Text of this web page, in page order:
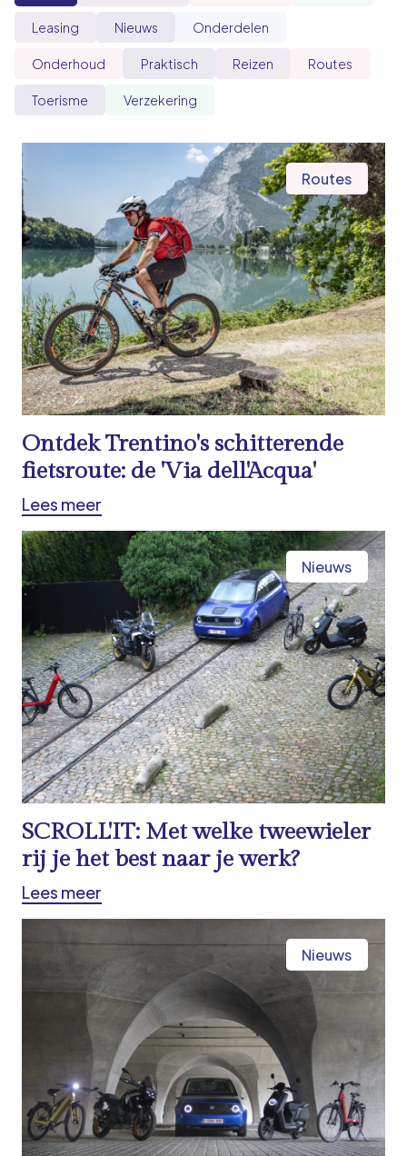
Leasing Nieuws Onderdelen
Onderhoud Praktisch Reizen Routes
Toerisme Verzekering
Routes
Ontdek Trentino's schitterende
fietsroute: de 'Via dell'Acqua'
Lees meer
Nieuws
SCROLL'IT: Met welke tweewieler
rij je het best naar je werk?
Lees meer
Nieuws